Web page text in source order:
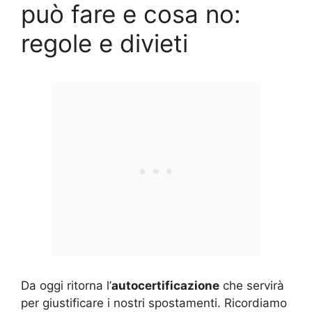
può fare e cosa no:
regole e divieti
Da oggi ritorna l’autocertificazione che servirà
per giustificare i nostri spostamenti. Ricordiamo